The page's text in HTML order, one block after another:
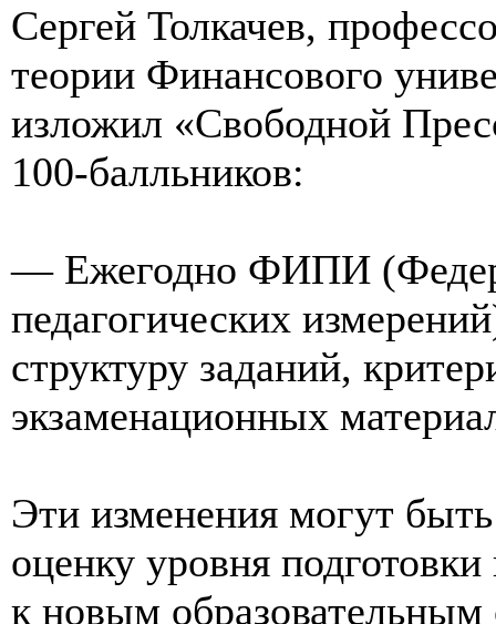
Сергей Толкачев,
теории Финансового
изложил «Свободной
100-балльников:
— Ежегодно ФИПИ
педагогических
структуру заданий,
экзаменационных
Эти изменения могут
оценку уровня
к новым образовательным